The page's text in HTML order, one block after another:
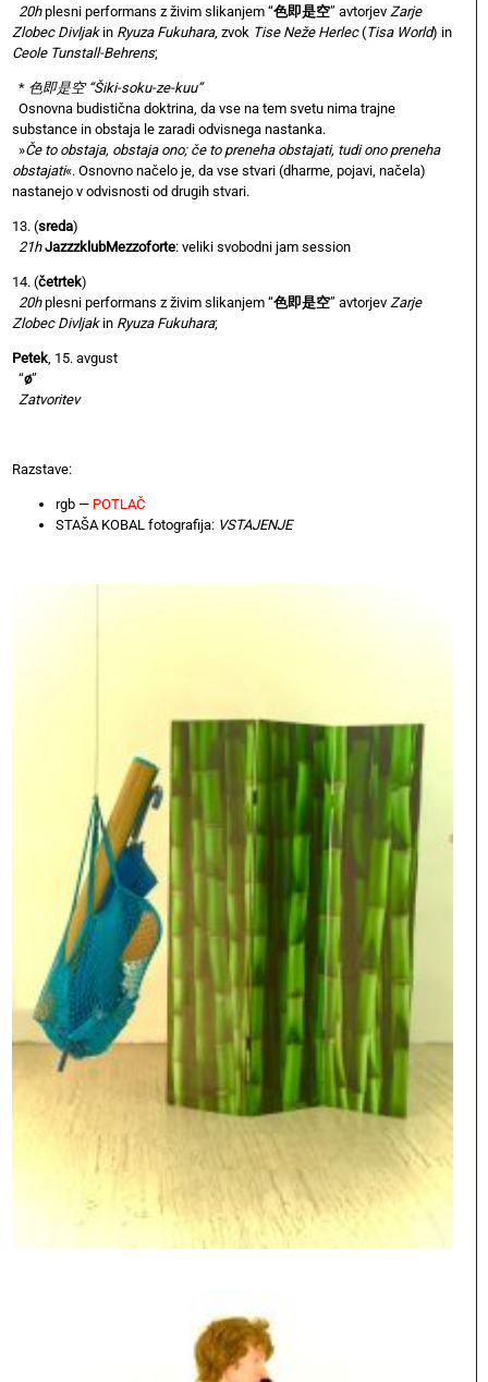
20h plesni performans z živim slikanjem “色即是空” avtorjev Zarje
Zlobec Divljakin Ryuza Fukuhara, zvok Tise Neže Herlec(Tisa World) in
Ceole Tunstall-Behrens;
* 色即是空 “Šiki-soku-ze-kuu”
Osnovna budistična doktrina, da vse na tem svetu nima trajne
substance in obstaja le zaradi odvisnega nastanka.
»Če to obstaja, obstaja ono; če to preneha obstajati, tudi ono preneha
obstajati«. Osnovno načelo je, da vse stvari (dharme, pojavi, načela)
nastanejo v odvisnosti od drugih stvari.
13. (sreda)
21hJazzzklubMezzoforte: veliki svobodni jam session
14. (četrtek)
20hplesni performans z živim slikanjem “色即是空” avtorjev Zarje
Zlobec Divljakin Ryuza Fukuhara;
Petek , 15. avgust
“ø”
Zatvoritev
Razstave:
rgb — POTLAČ
STAŠA KOBAL fotografija: VSTAJENJE